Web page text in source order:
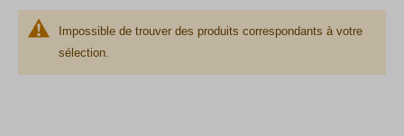
Impossible de trouver des produits correspondants à votre
sélection.